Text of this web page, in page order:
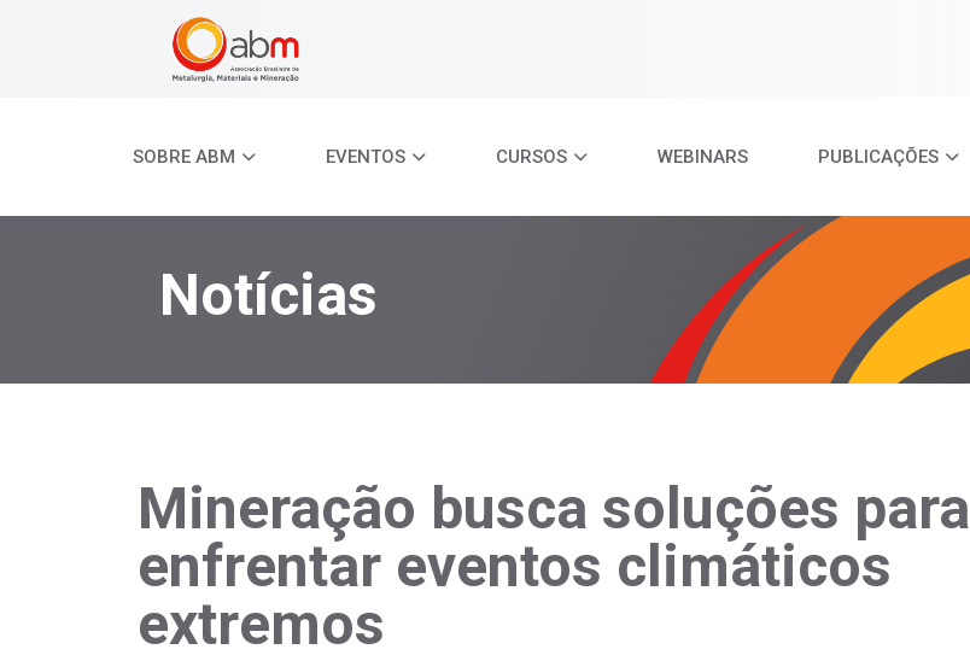
SOBRE ABM EVENTOS CURSOS WEBINARS PUBLICAÇÕES
Notícias
Mineração busca soluções para
enfrentar eventos climáticos
extremos